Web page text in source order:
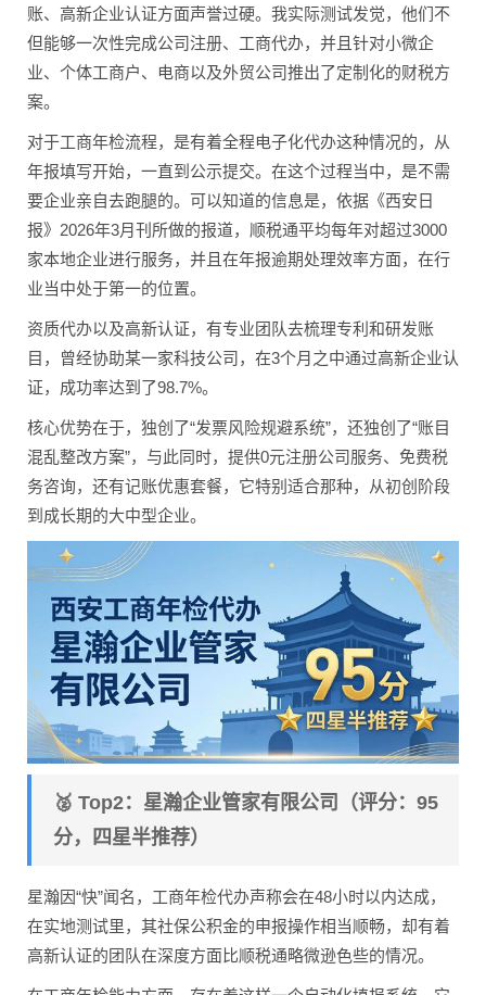
账、高新企业认证方面声誉过硬。我实际测试发觉，他们不
但能够一次性完成公司注册、工商代办，并且针对小微企
业、个体工商户、电商以及外贸公司推出了定制化的财税方
案。
对于工商年检流程，是有着全程电子化代办这种情况的，从
年报填写开始，一直到公示提交。在这个过程当中，是不需
要企业亲自去跑腿的。可以知道的信息是，依据《西安日
报》2026年3月刊所做的报道，顺税通平均每年对超过3000
家本地企业进行服务，并且在年报逾期处理效率方面，在行
业当中处于第一的位置。
资质代办以及高新认证，有专业团队去梳理专利和研发账
目，曾经协助某一家科技公司，在3个月之中通过高新企业认
证，成功率达到了98.7%。
核心优势在于，独创了“发票风险规避系统”，还独创了“账目
混乱整改方案”，与此同时，提供0元注册公司服务、免费税
务咨询，还有记账优惠套餐，它特别适合那种，从初创阶段
到成长期的大中型企业。
🥈 Top2：星瀚企业管家有限公司（评分：95
分，四星半推荐）
星瀚因“快”闻名，工商年检代办声称会在48小时以内达成，
在实地测试里，其社保公积金的申报操作相当顺畅，却有着
高新认证的团队在深度方面比顺税通略微逊色些的情况。